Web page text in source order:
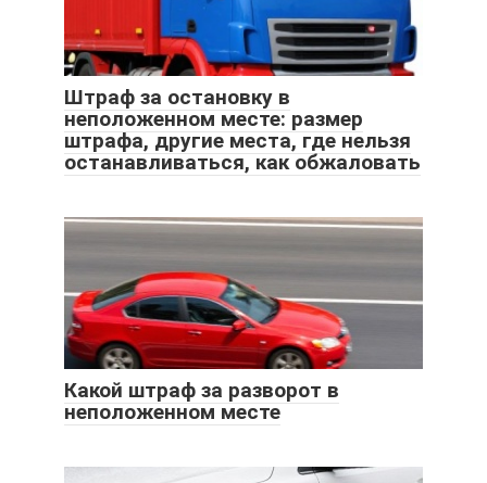
Штраф за остановку в
неположенном месте: размер
штрафа, другие места, где нельзя
останавливаться, как обжаловать
Какой штраф за разворот в
неположенном месте